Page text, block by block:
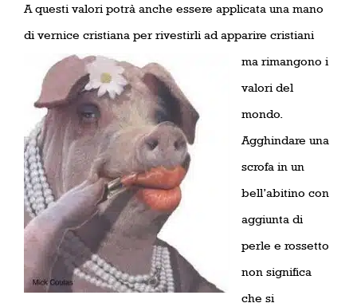
A questi valori potrà anche essere applicata una mano
di vernice cristiana per rivestirli ad apparire cristiani
ma rimangono i
valori del
mondo.
Agghindare una
scrofa in un
bell’abitino con
aggiunta di
perle e rossetto
non significa
che si